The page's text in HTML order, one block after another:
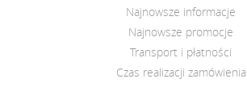
Najnowsze informacje
Najnowsze promocje
Transport i płatności
Czas realizacji zamówienia